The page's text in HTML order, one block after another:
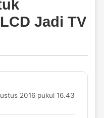
Jadi TV
2016 pukul 16.43